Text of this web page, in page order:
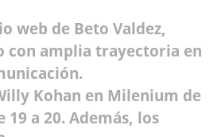
web de Beto Valdez,
con amplia trayectoria en
Kohan en Milenium de
19 a 20. Además, los